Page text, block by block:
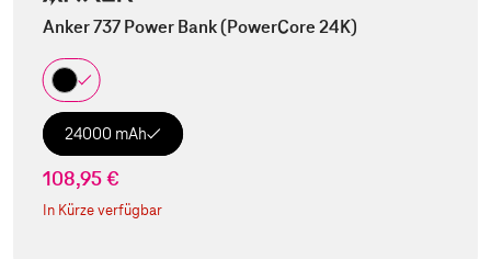
Anker 737 Power Bank (PowerCore 24K)
24000 mAh
108,95 €
In Kürze verfügbar